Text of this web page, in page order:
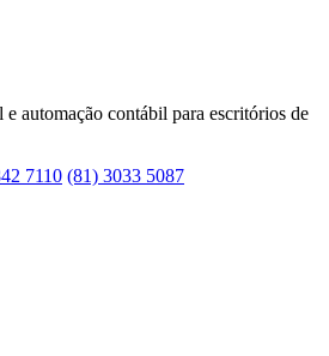
e automação contábil para escritórios de
7110 (81) 3033 5087